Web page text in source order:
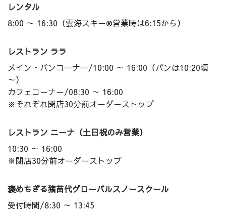
レンタル
8:00 ～ 16:30（雲海スキー®営業時は6:15から）
レストラン ララ
メイン・パンコーナー/10:00 ～ 16:00（パンは10:20頃
～）
カフェコーナー/08:30 ～ 16:00
※それぞれ閉店30分前オーダーストップ
レストラン ニーナ（土日祝のみ営業）
10:30 ～ 16:00
※閉店30分前オーダーストップ
褒めちぎる猪苗代グローバルスノースクール
受付時間/8:30 ～ 13:45